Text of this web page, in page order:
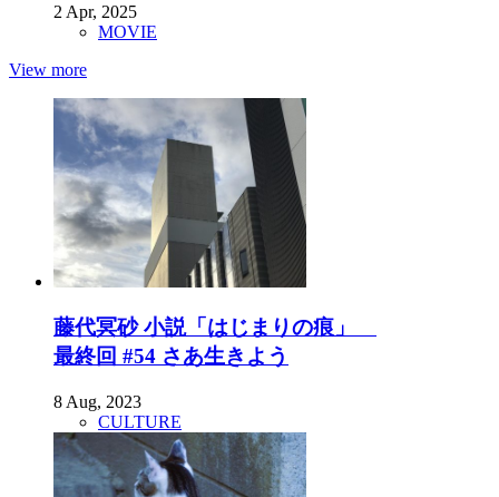
2 Apr, 2025
MOVIE
View more
藤代冥砂 小説「はじまりの痕」
最終回 #54 さあ生きよう
8 Aug, 2023
CULTURE